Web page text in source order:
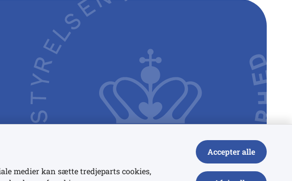
medier kan sætte tredjeparts cookies,
Accepter alle